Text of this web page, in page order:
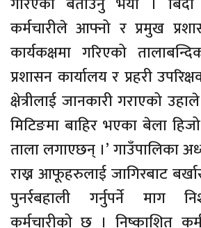
कर्मचारीले आफ्नो र प्रमुख
कार्यकक्षमा गरिएको
प्रशासन कार्यालय र प्रहरी
क्षेत्रीलाई जानकारी गराएको
मिटिङमा बाहिर भएका बेला
ताला लगाएछन् ।’ गाउँपालिका
राख्न आफूहरुलाई जागिरबाट
पुनर्रबहाली गर्नुपर्ने माग